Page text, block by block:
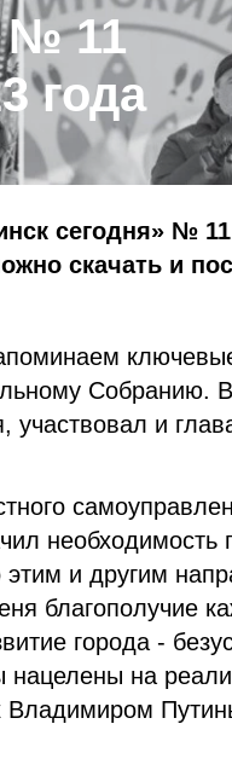
№ 11
года
сегодня» №
скачать и
Собранию.
участвовал и
необходимость
этим и другим
благополучие
города -
нацелены на
Владимиром